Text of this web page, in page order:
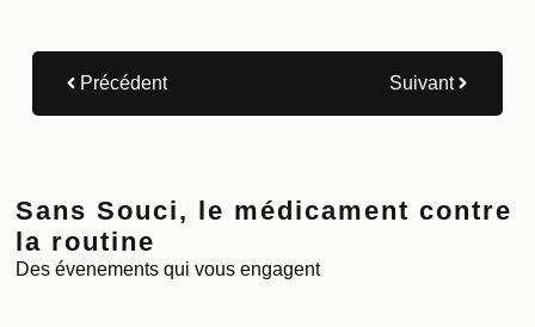
Précédent Suivant
Sans Souci, le médicament contre
la routine
Des évenements qui vous engagent